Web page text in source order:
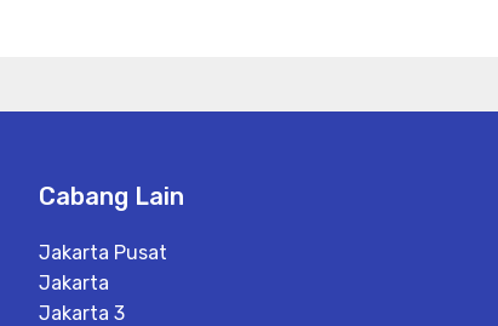
Cabang Lain
Jakarta Pusat
Jakarta
Jakarta 3